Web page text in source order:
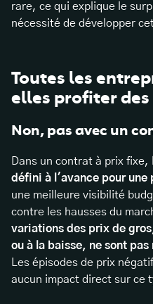
rare, ce qui explique le
nécessité de développer
Toutes les
elles profiter
Non, pas avec un
Dans un contrat à prix fixe, l
défini à l'avance pour une
une meilleure visibilité
contre les hausses du
variations des prix de
ou à la baisse, ne sont
Les épisodes de prix
aucun impact direct sur ce